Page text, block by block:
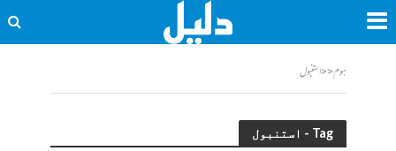
ہوم<<استنبول
Tag - استنبول